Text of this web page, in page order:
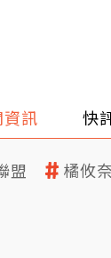
訊 快
盟 橘攸